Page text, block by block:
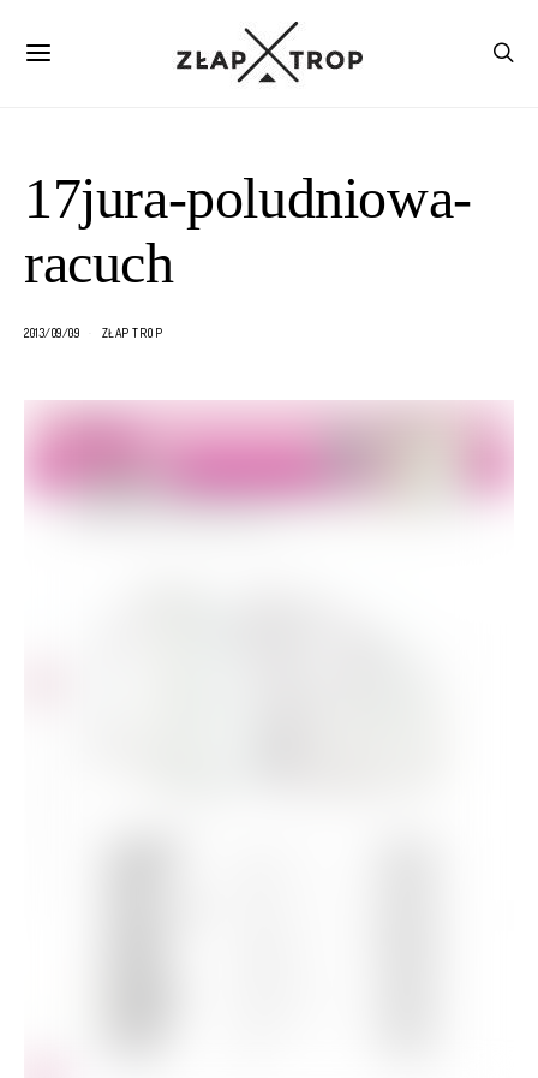
17jura-poludniowa-
racuch
2013/09/09 ZŁAP TROP